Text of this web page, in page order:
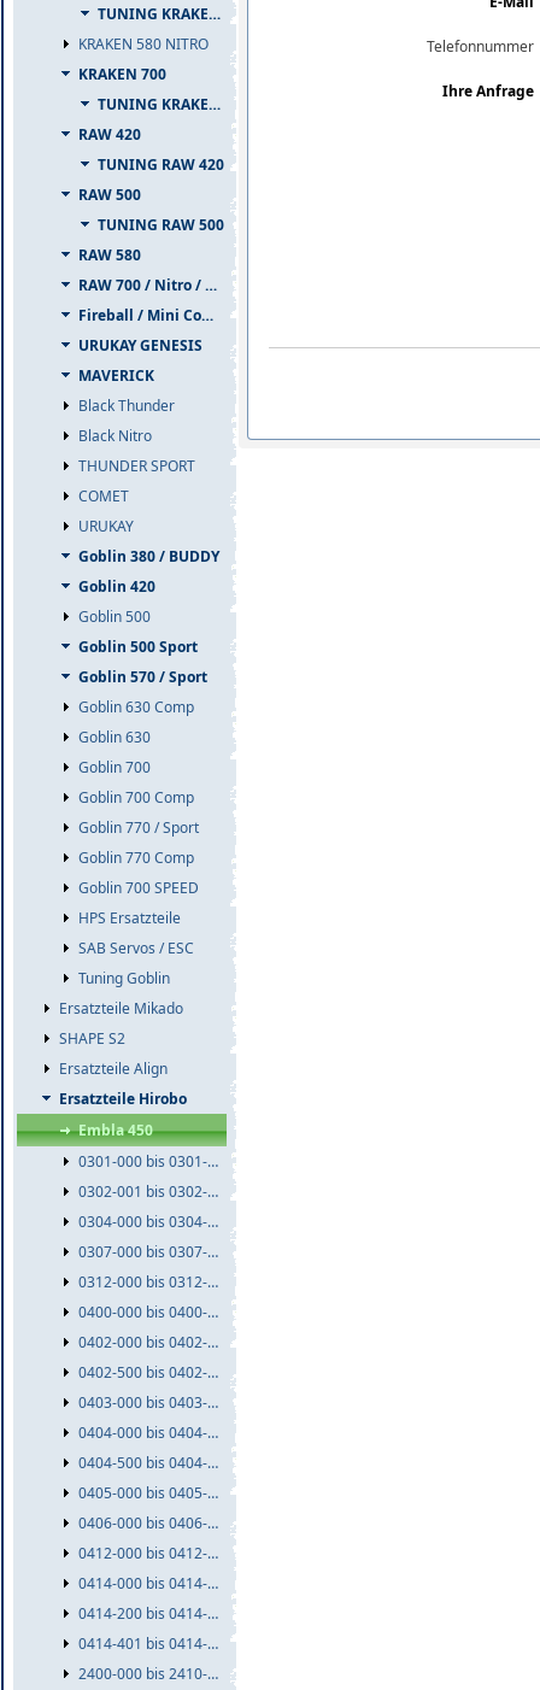
TUNING KRAKEN 580
KRAKEN 580 NITRO
KRAKEN 700
TUNING KRAKEN 700
RAW 420
TUNING RAW 420
RAW 500
TUNING RAW 500
RAW 580
RAW 700 / Nitro / PIUMA
Fireball / Mini Comet
URUKAY GENESIS
MAVERICK
Black Thunder
Black Nitro
THUNDER SPORT
COMET
URUKAY
Goblin 380 / BUDDY
Goblin 420
Goblin 500
Goblin 500 Sport
Goblin 570 / Sport
Goblin 630 Comp
Goblin 630
Goblin 700
Goblin 700 Comp
Goblin 770 / Sport
Goblin 770 Comp
Goblin 700 SPEED
HPS Ersatzteile
SAB Servos / ESC
Tuning Goblin
Ersatzteile Mikado
SHAPE S2
Ersatzteile Align
Ersatzteile Hirobo
Embla 450
0301-000 bis 0301-999
0302-001 bis 0302-999
0304-000 bis 0304-999
0307-000 bis 0307-999
0312-000 bis 0312-999
0400-000 bis 0400-999
0402-000 bis 0402-499
0402-500 bis 0402-999
0403-000 bis 0403-999
0404-000 bis 0404-499
0404-500 bis 0404-999
0405-000 bis 0405-999
0406-000 bis 0406-999
0412-000 bis 0412-999
0414-000 bis 0414-199
0414-200 bis 0414-400
0414-401 bis 0414-999
2400-000 bis 2410-999
Telefonnummer
Ihre Anfrage